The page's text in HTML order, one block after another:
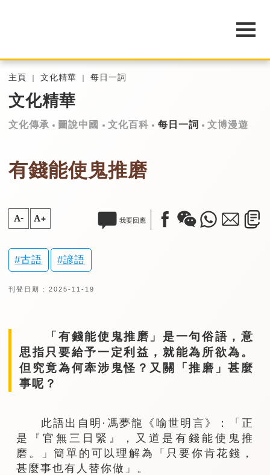
主頁 文化精華 每日一詞
文化精華
文化傳承 圖說中國 文化百科 每日一詞 文博漫遊
有錢能使鬼推磨
A- A+ 我要回應
古語 諺語
刊登日期 : 2025-11-19
「有錢能使鬼推磨」是一句俗語，意
思指只要給予一定利益，就能為所欲為。
但究竟為何牽涉鬼怪？又關「推磨」甚麼
事呢？
此語出自明·馮夢龍《喻世明言》：「正
是『官無三日緊』，又道是有錢能使鬼推
磨。」簡單的可以理解為「只要你肯花錢，
甚麼事也有人替你做」。